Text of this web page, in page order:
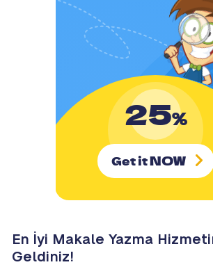
25%
Get itNOW
En İyi Makale Yazma
Geldiniz!